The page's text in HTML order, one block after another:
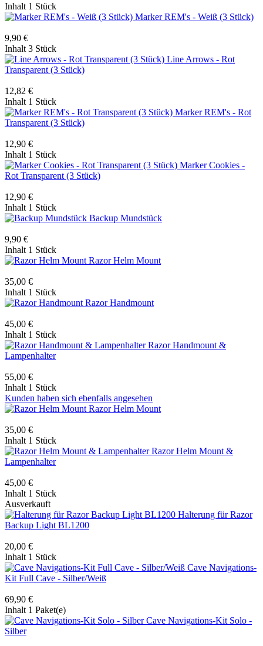
Inhalt 1 Stück
Marker REM's - Weiß (3 Stück)
9,90 €
Inhalt 3 Stück
Line Arrows - Rot
Transparent (3 Stück)
12,82 €
Inhalt 1 Stück
Marker REM's - Rot
Transparent (3 Stück)
12,90 €
Inhalt 1 Stück
Marker Cookies -
Rot Transparent (3 Stück)
12,90 €
Inhalt 1 Stück
Backup Mundstück
9,90 €
Inhalt 1 Stück
Razor Helm Mount
35,00 €
Inhalt 1 Stück
Razor Handmount
45,00 €
Inhalt 1 Stück
Razor Handmount &
Lampenhalter
55,00 €
Inhalt 1 Stück
Kunden haben sich ebenfalls angesehen
Razor Helm Mount
35,00 €
Inhalt 1 Stück
Razor Helm Mount &
Lampenhalter
45,00 €
Inhalt 1 Stück
Ausverkauft
Halterung für Razor
Backup Light BL1200
20,00 €
Inhalt 1 Stück
Cave Navigations-
Kit Full Cave - Silber/Weiß
69,90 €
Inhalt 1 Paket(e)
Cave Navigations-Kit Solo -
Silber